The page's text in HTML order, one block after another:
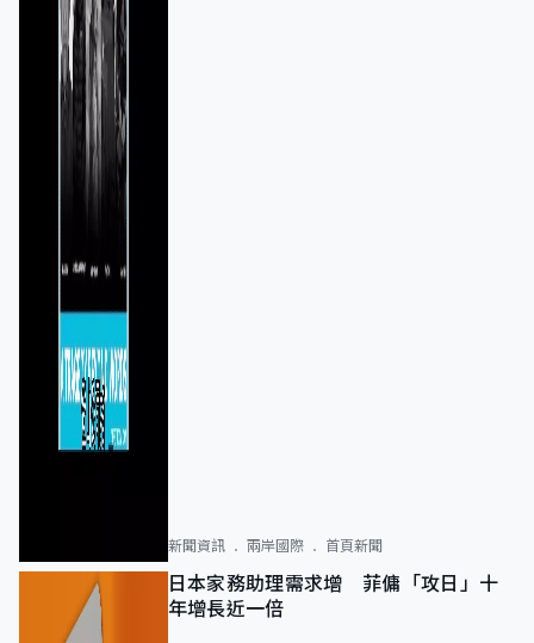
新聞資訊 兩岸國際 首頁新聞
日本家務助理需求增 菲傭「攻日」十
年增長近一倍